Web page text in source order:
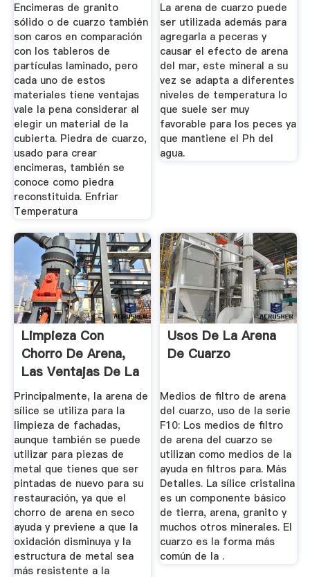
Encimeras de granito
sólido o de cuarzo también
son caros en comparación
con los tableros de
partículas laminado, pero
cada uno de estos
materiales tiene ventajas
vale la pena considerar al
elegir un material de la
cubierta. Piedra de cuarzo,
usado para crear
encimeras, también se
conoce como piedra
reconstituida. Enfriar
Temperatura
La arena de cuarzo puede
ser utilizada además para
agregarla a peceras y
causar el efecto de arena
del mar, este mineral a su
vez se adapta a diferentes
niveles de temperatura lo
que suele ser muy
favorable para los peces ya
que mantiene el Ph del
agua.
Limpieza Con
Chorro De Arena,
Las Ventajas De La
Arena De ...
Principalmente, la arena de
sílice se utiliza para la
limpieza de fachadas,
aunque también se puede
utilizar para piezas de
metal que tienes que ser
pintadas de nuevo para su
restauración, ya que el
chorro de arena en seco
ayuda y previene a que la
oxidación disminuya y la
estructura de metal sea
más resistente a la
Usos De La Arena
De Cuarzo
Medios de filtro de arena
del cuarzo, uso de la serie
F10: Los medios de filtro
de arena del cuarzo se
utilizan como medios de la
ayuda en filtros para. Más
Detalles. La sílice cristalina
es un componente básico
de tierra, arena, granito y
muchos otros minerales. El
cuarzo es la forma más
común de la .